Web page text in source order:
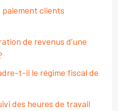
paiement clients
de revenus d’une
t-il le régime fiscal de
des heures de travail